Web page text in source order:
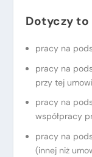
Dotyczy to
pracy na
pracy na
przy tej
pracy na
współpracy
pracy na
(innej niż